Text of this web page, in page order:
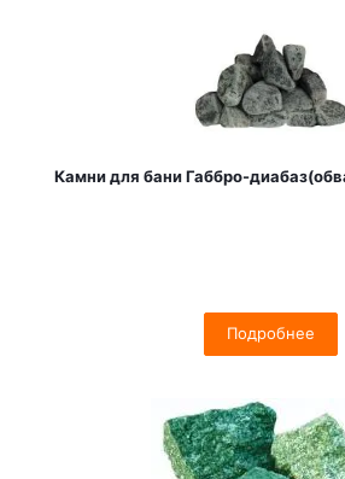
Камни для бани Габбро-
Подробнее